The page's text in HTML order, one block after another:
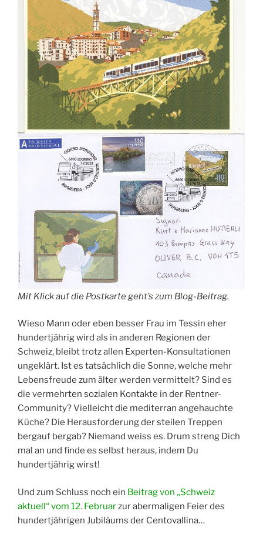
Mit Klick auf die Postkarte geht’s zum Blog-Beitrag.
Wieso Mann oder eben besser Frau im Tessin eher
hundertjährig wird als in anderen Regionen der
Schweiz, bleibt trotz allen Experten-Konsultationen
ungeklärt. Ist es tatsächlich die Sonne, welche mehr
Lebensfreude zum älter werden vermittelt? Sind es
die vermehrten sozialen Kontakte in der Rentner-
Community? Vielleicht die mediterran angehauchte
Küche? Die Herausforderung der steilen Treppen
bergauf bergab? Niemand weiss es. Drum streng Dich
mal an und finde es selbst heraus, indem Du
hundertjährig wirst!
Und zum Schluss noch ein Beitrag von „Schweiz
aktuell“ vom 12. Februarzur abermaligen Feier des
hundertjährigen Jubiläums der Centovallina…